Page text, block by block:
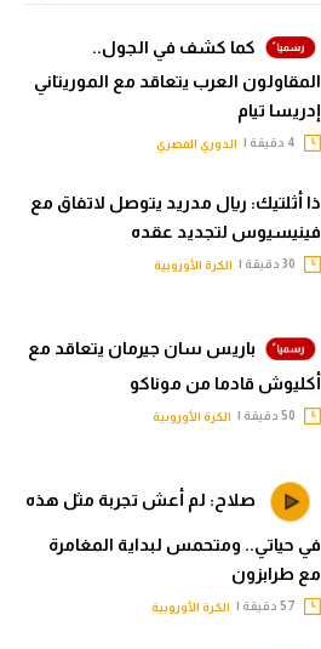
كما كشف في الجول..
المقاولون العرب يتعاقد مع الموريتاني
إدريسا تيام
الدوري المصري
ذا أثلتيك: ريال مدريد يتوصل لاتفاق مع
فينيسيوس لتجديد عقده
الكرة الأوروبية
باريس سان جيرمان يتعاقد مع
أكليوش قادما من موناكو
الكرة الأوروبية
صلاح: لم أعش تجربة مثل هذه
في حياتي.. ومتحمس لبداية المغامرة
مع طرابزون
الكرة الأوروبية